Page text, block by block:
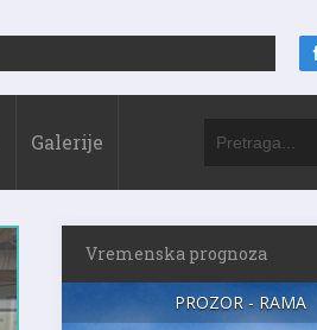
Galerije
Vremenska prognoza
PROZOR - RAMA